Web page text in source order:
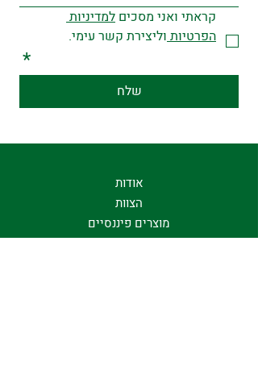
קראתי ואני מסכים
למדיניות
הפרטיות וליצירת קשר עימי.
*
שלח
אודות
הצוות
מוצרים פיננסיים
הליך ההשקעה